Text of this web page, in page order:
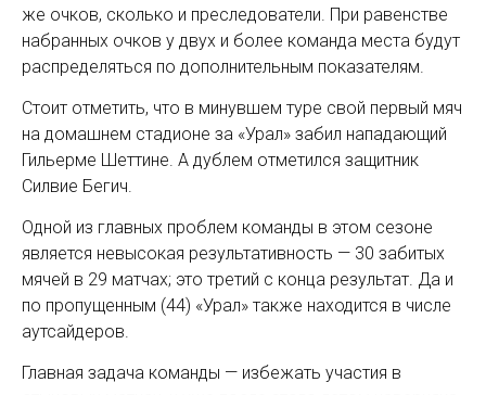
же очков, сколько и преследователи. При равенстве
набранных очков у двух и более команда места будут
распределяться по дополнительным показателям.
Стоит отметить, что в минувшем туре свой первый мяч
на домашнем стадионе за «Урал» забил нападающий
Гильерме Шеттине. А дублем отметился защитник
Силвие Бегич.
Одной из главных проблем команды в этом сезоне
является невысокая результативность — 30 забитых
мячей в 29 матчах; это третий с конца результат. Да и
по пропущенным (44) «Урал» также находится в числе
аутсайдеров.
Главная задача команды — избежать участия в